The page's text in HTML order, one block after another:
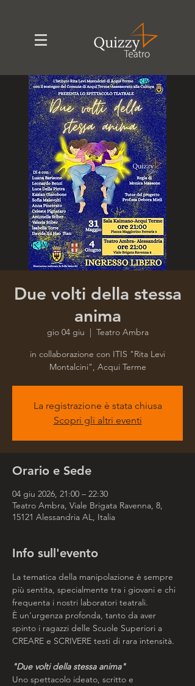
Due volti della stessa
anima
gio 04 giu
  |
Teatro Ambra
in collaborazione con ITIS "Rita Levi
Montalcini", Acqui Terme
La registrazione è stata chiusa
Scopri gli altri eventi
Orario e Sede
04 giu 2026, 21:00 – 22:30
Teatro Ambra, Viale Brigata Ravenna, 8,
15121 Alessandria AL, Italia
Info sull'evento
La tematica della manipolazione è sempre
più sentita, specialmente tra i giovani e chi
frequenta i nostri laboratori teatrali.
È un'urgenza profonda, tanto da aver
spinto i ragazzi delle Scuole Superiori a
CREARE e SCRIVERE testi di rara intensità.
​"Due volti della stessa anima"
Uno spettacolo ideato, scritto e